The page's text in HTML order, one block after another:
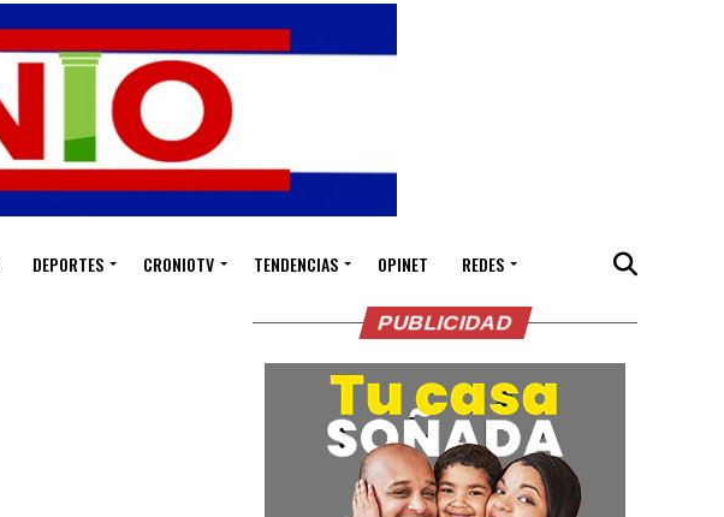
DEPORTES CRONIOTV TENDENCIAS OPINET REDES
PUBLICIDAD